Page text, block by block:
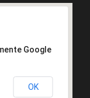
Google
OK